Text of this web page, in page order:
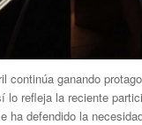
continúa ganando
refleja la reciente
ha defendido la